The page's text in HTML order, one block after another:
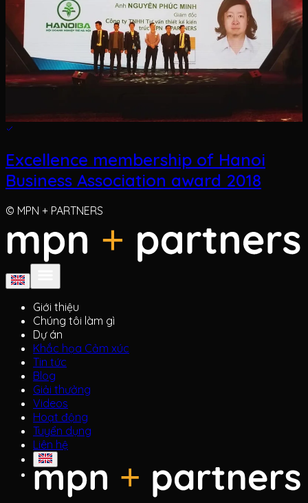
© MPN + PARTNERS
Giới thiệu
Chúng tôi làm gì
Dự án
Khắc họa Cảm xúc
Tin tức
Blog
Giải thưởng
Videos
Hoạt động
Tuyển dụng
Liên hệ